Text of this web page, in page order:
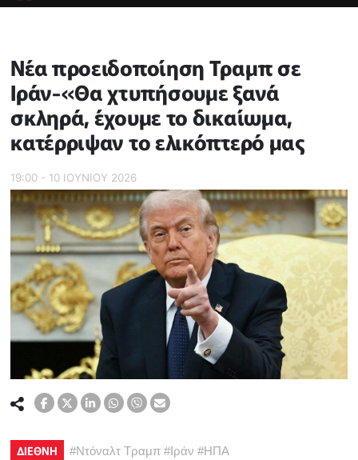
Νέα προειδοποίηση Τραμπ σε
Ιράν-«Θα χτυπήσουμε ξανά
σκληρά, έχουμε το δικαίωμα,
κατέρριψαν το ελικόπτερό μας
19:00 - 10 ΙΟΥΝΙΟΥ 2026
ΔΙΕΘΝΗ #Ντόναλτ Τραμπ #Ιράν #ΗΠΑ